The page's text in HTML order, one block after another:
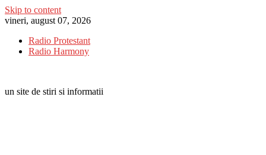
Skip to content
vineri, august 07, 2026
Radio Protestant
Radio Harmony
un site de stiri si informatii